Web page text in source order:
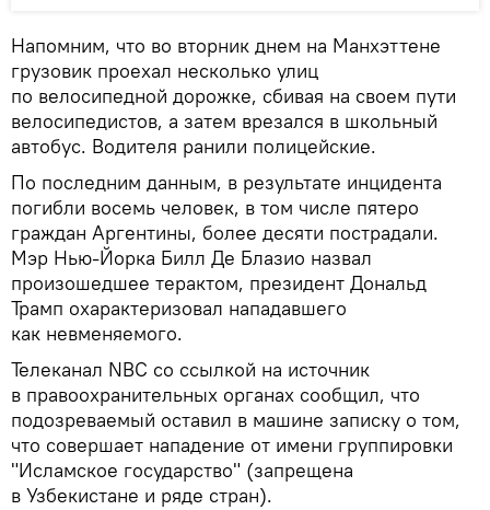
Напомним, что во вторник днем на Манхэттене
грузовик проехал несколько улиц
по велосипедной дорожке, сбивая на своем пути
велосипедистов, а затем врезался в школьный
автобус. Водителя ранили полицейские.
По последним данным, в результате инцидента
погибли восемь человек, в том числе пятеро
граждан Аргентины, более десяти пострадали.
Мэр Нью-Йорка Билл Де Блазио назвал
произошедшее терактом, президент Дональд
Трамп охарактеризовал нападавшего
как невменяемого.
Телеканал NBC со ссылкой на источник
в правоохранительных органах сообщил, что
подозреваемый оставил в машине записку о том,
что совершает нападение от имени группировки
"Исламское государство" (запрещена
в Узбекистане и ряде стран).